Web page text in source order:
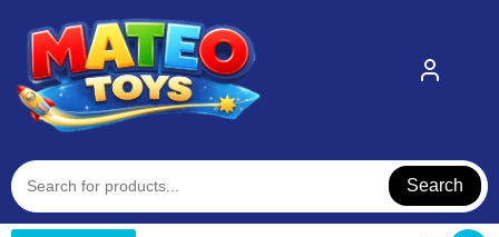
content
Search